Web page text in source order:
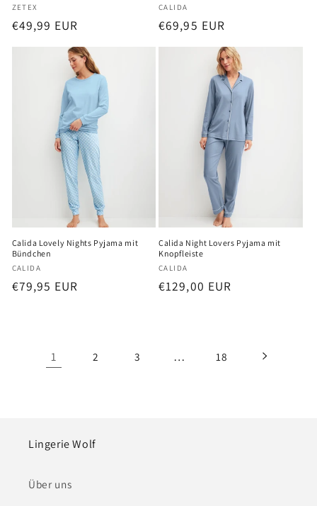
Anbieter:
ZETEX
Normaler
Preis
€49,99 EUR
Anbieter:
CALIDA
Normaler
Preis
€69,95 EUR
Calida Lovely Nights Pyjama mit
Bündchen
Anbieter:
CALIDA
Normaler
€79,95 EUR
Calida Night Lovers Pyjama mit
Knopfleiste
Anbieter:
CALIDA
Normaler
€129,00 EUR
1 2 3 … 18
Lingerie Wolf
Über uns